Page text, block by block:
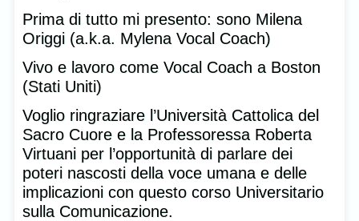
Prima di tutto mi presento: sono Milena
Origgi (a.k.a. Mylena Vocal Coach)
Vivo e lavoro come Vocal Coach a Boston
(Stati Uniti)
Voglio ringraziare l’Università Cattolica del
Sacro Cuore e la Professoressa Roberta
Virtuani per l’opportunità di parlare dei
poteri nascosti della voce umana e delle
implicazioni con questo corso Universitario
sulla Comunicazione.